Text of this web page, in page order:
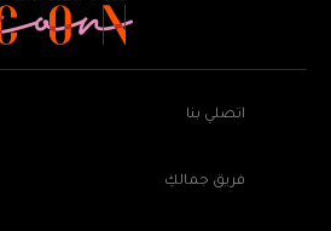
اتصلي بنا
فريق جمالكِ